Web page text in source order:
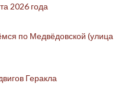
2026 года
по Медвёдовской (улица
Геракла